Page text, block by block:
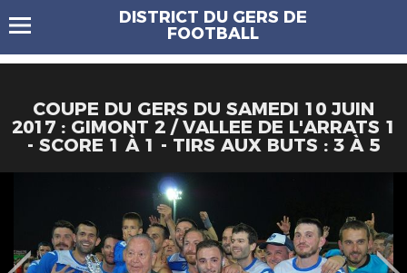
DISTRICT DU GERS DE
FOOTBALL
COUPE DU GERS DU SAMEDI 10 JUIN
2017 : GIMONT 2 / VALLEE DE L'ARRATS 1
- SCORE 1 À 1 - TIRS AUX BUTS : 3 À 5